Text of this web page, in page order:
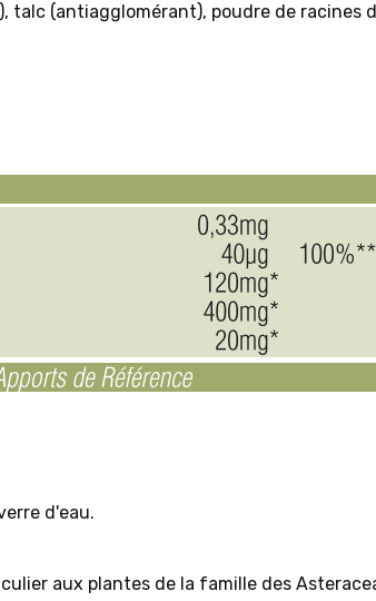
talc (antiagglomérant), poudre de racines
d'eau.
aux plantes de la famille des